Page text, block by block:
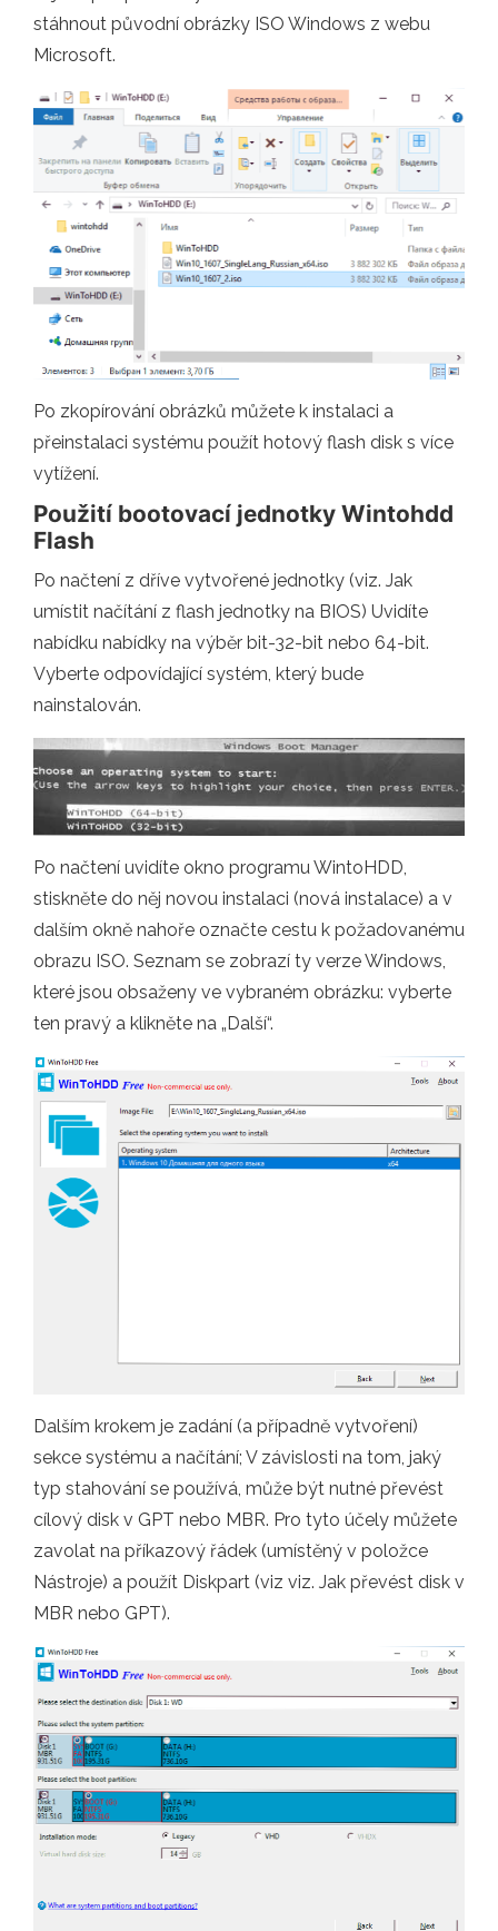
stáhnout původní obrázky ISO Windows z webu
Microsoft.
Po zkopírování obrázků můžete k instalaci a
přeinstalaci systému použít hotový flash disk s více
vytížení.
Použití bootovací jednotky Wintohdd
Flash
Po načtení z dříve vytvořené jednotky (viz. Jak
umístit načítání z flash jednotky na BIOS) Uvidíte
nabídku nabídky na výběr bit-32-bit nebo 64-bit.
Vyberte odpovídající systém, který bude
nainstalován.
Po načtení uvidíte okno programu WintoHDD,
stiskněte do něj novou instalaci (nová instalace) a v
dalším okně nahoře označte cestu k požadovanému
obrazu ISO. Seznam se zobrazí ty verze Windows,
které jsou obsaženy ve vybraném obrázku: vyberte
ten pravý a klikněte na „Další“.
Dalším krokem je zadání (a případně vytvoření)
sekce systému a načítání; V závislosti na tom, jaký
typ stahování se používá, může být nutné převést
cílový disk v GPT nebo MBR. Pro tyto účely můžete
zavolat na příkazový řádek (umístěný v položce
Nástroje) a použít Diskpart (viz viz. Jak převést disk v
MBR nebo GPT).